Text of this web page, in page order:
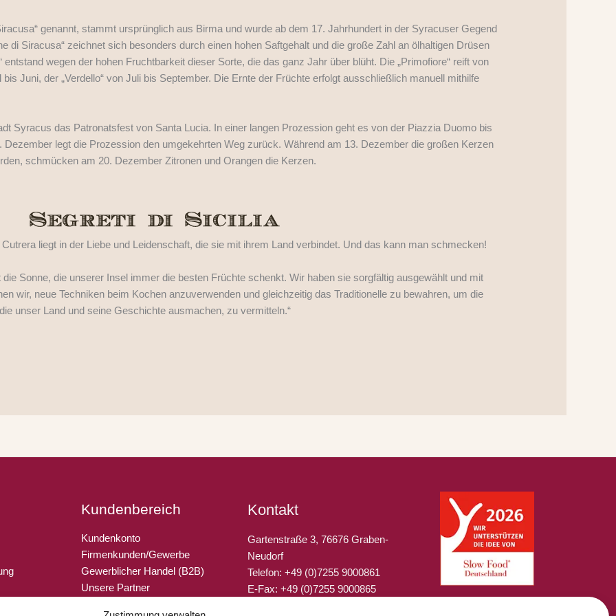
genannt, stammt ursprünglich aus Birma und wurde ab dem 17. Jahrhundert in der Syracuser Gegend
di Siracusa“ zeichnet sich besonders durch einen hohen Saftgehalt und die große Zahl an ölhaltigen Drüsen
wegen der hohen Fruchtbarkeit dieser Sorte, die das ganz Jahr über blüht. Die „Primofiore“ reift von
bis Juni, der „Verdello“ von Juli bis September. Die Ernte der Früchte erfolgt ausschließlich manuell mithilfe
Syracus das Patronatsfest von Santa Lucia. In einer langen Prozession geht es von der Piazzia Duomo bis
legt die Prozession den umgekehrten Weg zurück. Während am 13. Dezember die großen Kerzen
schmücken am 20. Dezember Zitronen und Orangen die Kerzen.
liegt in der Liebe und Leidenschaft, die sie mit ihrem Land verbindet. Und das kann man schmecken!
Sonne, die unserer Insel immer die besten Früchte schenkt. Wir haben sie sorgfältig ausgewählt und mit
wir, neue Techniken beim Kochen anzuverwenden und gleichzeitig das Traditionelle zu bewahren, um die
unser Land und seine Geschichte ausmachen, zu vermitteln.“
Kundenbereich
Kundenkonto
Firmenkunden/Gewerbe
Gewerblicher Handel (B2B)
Unsere Partner
Kontakt
Gartenstraße 3, 76676 Graben-
Neudorf
Telefon: +49 (0)7255 9000861
E-Fax: +49 (0)7255 9000865